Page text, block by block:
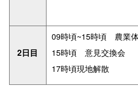
2日目
09時頃~15時頃 農業
15時頃 意見交換会
17時頃現地解散